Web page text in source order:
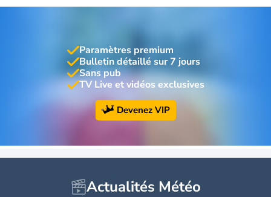
Paramètres premium
Bulletin détaillé sur 7 jours
Sans pub
TV Live et vidéos exclusives
Devenez VIP
Actualités Météo